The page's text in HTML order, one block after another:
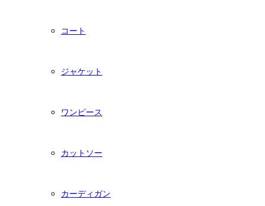
コート
ジャケット
ワンピース
カットソー
カーディガン